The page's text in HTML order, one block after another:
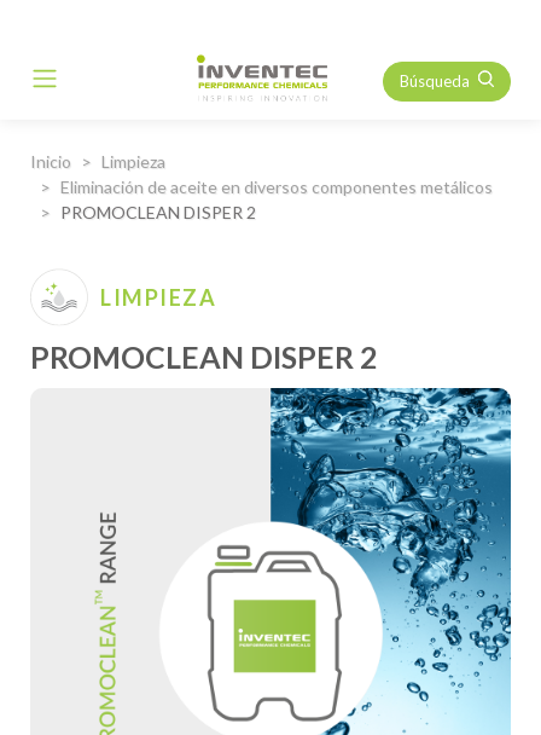
Main Navigation Búsqueda
Inicio
Limpieza
Eliminación de aceite en diversos componentes metálicos
PROMOCLEAN DISPER 2
LIMPIEZA
PROMOCLEAN DISPER 2